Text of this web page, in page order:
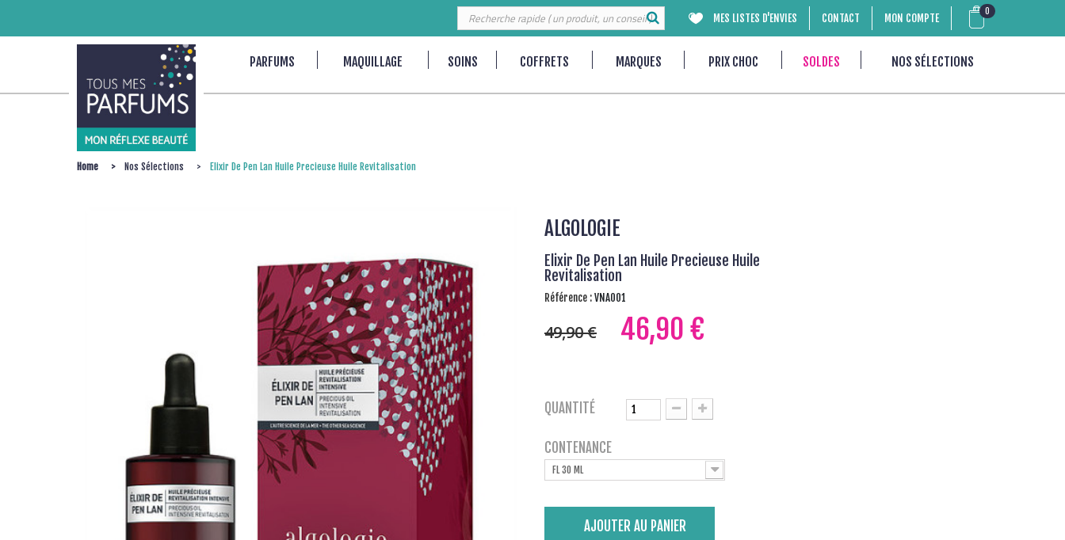
0
CONTACT MON COMPTE
MES LISTES D'ENVIES
PARFUMS MAQUILLAGE SOINS COFFRETS MARQUES PRIX CHOC SOLDES NOS SÉLECTIONS
Home Nos Sélections Elixir De Pen Lan Huile Precieuse Huile Revitalisation
ALGOLOGIE
Elixir De Pen Lan Huile Precieuse Huile
Revitalisation
Référence :VNA001
49,90 € 46,90 €
QUANTITÉ
CONTENANCE
FL 30 ML
AJOUTER AU PANIER